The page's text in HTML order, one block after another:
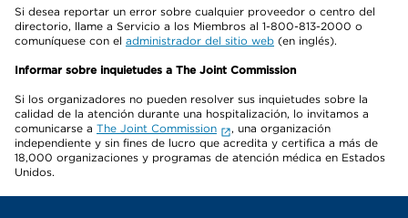
Si desea reportar un error sobre cualquier proveedor o centro del
directorio, llame a Servicio a los Miembros al 1-800-813-2000 o
comuníquese con el administrador del sitio web (en inglés).
Informar sobre inquietudes a The Joint Commission
Si los organizadores no pueden resolver sus inquietudes sobre la
calidad de la atención durante una hospitalización, lo invitamos a
comunicarse a The Joint Commission
, una organización
independiente y sin fines de lucro que acredita y certifica a más de
18,000 organizaciones y programas de atención médica en Estados
Unidos.